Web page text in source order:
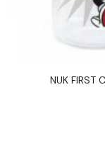
NUK FIRST